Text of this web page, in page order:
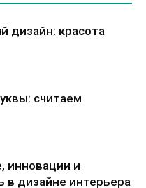
дизайн: красота
считаем
инновации и
в дизайне интерьера